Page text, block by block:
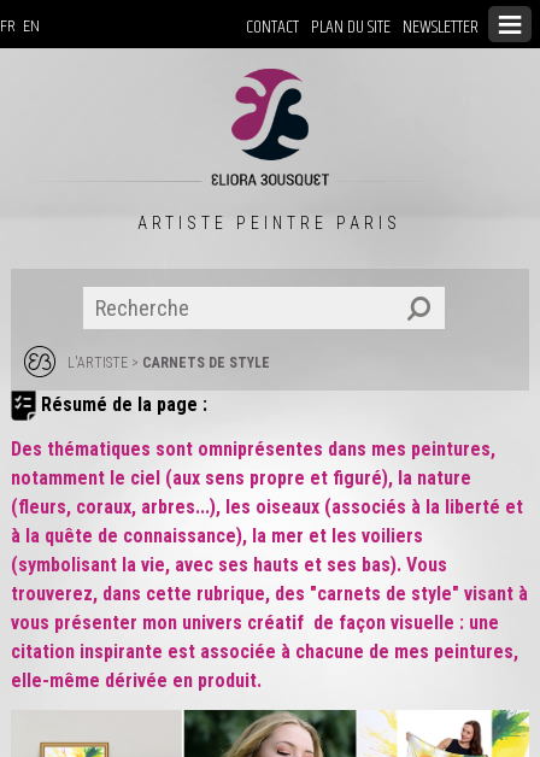
CONTACT PLAN DU SITE NEWSLETTER
FR EN
ARTISTE PEINTRE PARIS
L'ARTISTE> CARNETS DE STYLE
Résumé de la page :
Des thématiques sont omniprésentes dans mes peintures,
notamment le ciel (aux sens propre et figuré), la nature
(fleurs, coraux, arbres...), les oiseaux (associés à la liberté et
à la quête de connaissance), la mer et les voiliers
(symbolisant la vie, avec ses hauts et ses bas). Vous
trouverez, dans cette rubrique, des "carnets de style" visant à
vous présenter mon univers créatif de façon visuelle : une
citation inspirante est associée à chacune de mes peintures,
elle-même dérivée en produit.